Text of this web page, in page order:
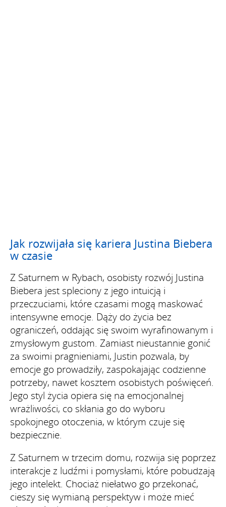
Jak rozwijała się kariera Justina Biebera
w czasie
Z Saturnem w Rybach, osobisty rozwój Justina
Biebera jest spleciony z jego intuicją i
przeczuciami, które czasami mogą maskować
intensywne emocje. Dąży do życia bez
ograniczeń, oddając się swoim wyrafinowanym i
zmysłowym gustom. Zamiast nieustannie gonić
za swoimi pragnieniami, Justin pozwala, by
emocje go prowadziły, zaspokajając codzienne
potrzeby, nawet kosztem osobistych poświęceń.
Jego styl życia opiera się na emocjonalnej
wrażliwości, co skłania go do wyboru
spokojnego otoczenia, w którym czuje się
bezpiecznie.
Z Saturnem w trzecim domu, rozwija się poprzez
interakcje z ludźmi i pomysłami, które pobudzają
jego intelekt. Chociaż niełatwo go przekonać,
cieszy się wymianą perspektyw i może mieć